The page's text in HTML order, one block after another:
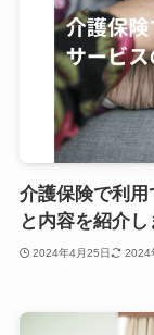
介護保険で利
と内容を紹介し
2024年4月25日 2024